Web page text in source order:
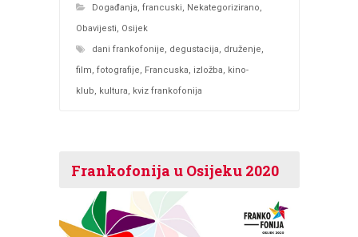
Događanja, francuski, Nekategorizirano,
Obavijesti, Osijek
dani frankofonije, degustacija, druženje,
film, fotografije, Francuska, izložba, kino-
klub, kultura, kviz frankofonija
Frankofonija u Osijeku 2020